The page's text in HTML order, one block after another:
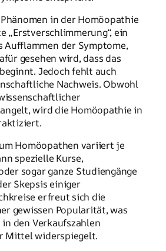
in der Homöopathie
„Erstverschlimmerung“, ein
Aufflammen der Symptome,
gesehen wird, dass das
Jedoch fehlt auch
Nachweis. Obwohl
wird die Homöopathie in
Homöopathen variiert je
spezielle Kurse,
sogar ganze Studiengänge
Skepsis einiger
erfreut sich die
gewissen Popularität, was
den Verkaufszahlen
Mittel widerspiegelt.